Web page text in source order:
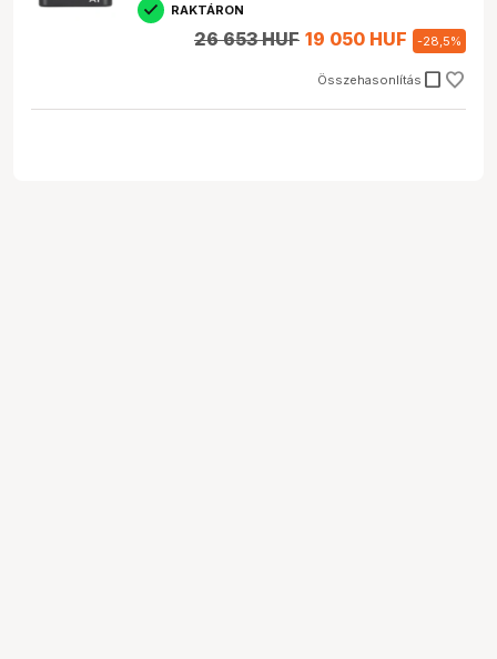
RAKTÁRON
Összehasonlítás check_box_outline_blank
26 653 HUF 19 050 HUF -28,5%